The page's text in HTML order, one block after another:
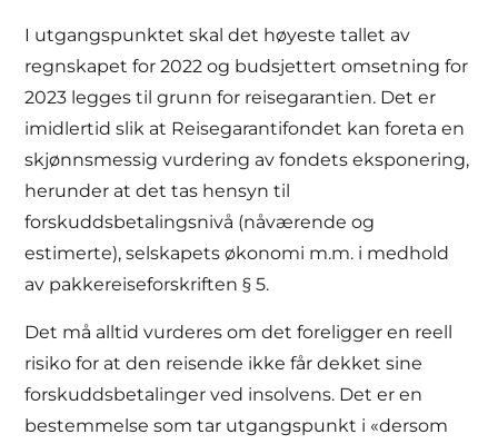
I utgangspunktet skal det høyeste tallet av
regnskapet for 2022 og budsjettert omsetning for
2023 legges til grunn for reisegarantien. Det er
imidlertid slik at Reisegarantifondet kan foreta en
skjønnsmessig vurdering av fondets eksponering,
herunder at det tas hensyn til
forskuddsbetalingsnivå (nåværende og
estimerte), selskapets økonomi m.m. i medhold
av pakkereiseforskriften § 5.
Det må alltid vurderes om det foreligger en reell
risiko for at den reisende ikke får dekket sine
forskuddsbetalinger ved insolvens. Det er en
bestemmelse som tar utgangspunkt i «dersom